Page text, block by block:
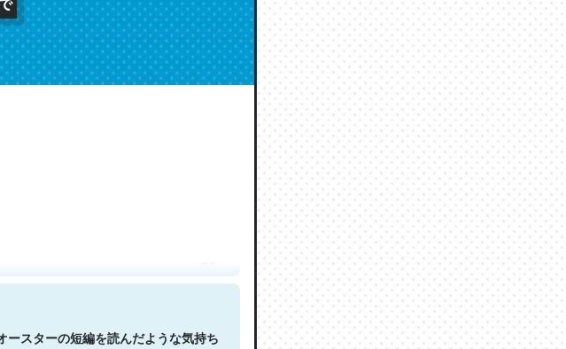
思う。英語少しでも読める人は原文
Then Covid hit. Shit.
スターの短編を読んだような気持ち